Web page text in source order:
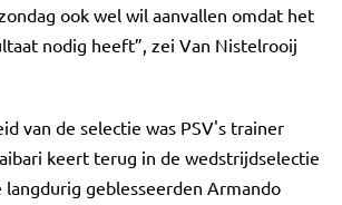
ook wel wil aanvallen omdat het
nodig heeft”, zei Van Nistelrooij
van de selectie was PSV's trainer
keert terug in de wedstrijdselectie
langdurig geblesseerden Armando